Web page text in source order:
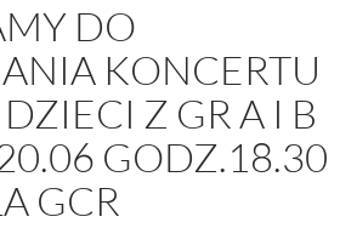
DO
KONCERTU
Z GR A I B
GODZ.18.30
GCR